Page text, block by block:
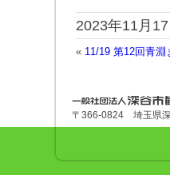
2023年11月17
« 11/19 第12回青淵
深谷市観光協会
〒366-0824 埼玉県